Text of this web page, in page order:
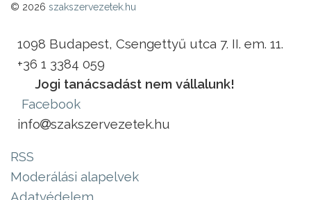
© 2026 szakszervezetek.hu
1098 Budapest, Csengettyű utca 7. II. em. 11.
+36 1 3384 059
Jogi tanácsadást nem vállalunk!
Facebook
info
szakszervezetek.hu
RSS
Moderálási alapelvek
Adatvédelem